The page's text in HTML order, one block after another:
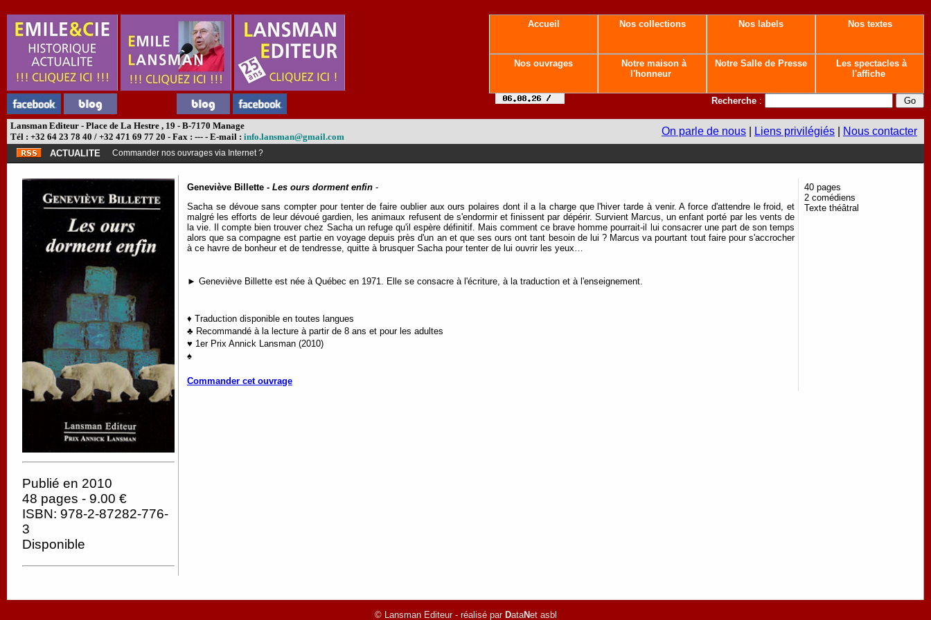
Accueil Nos collections Nos labels Nos textes
Nos ouvrages
Notre maison à
l'honneur
Notre Salle de Presse
Les spectacles à
l'affiche
Recherche :
Lansman Editeur - Place de La Hestre , 19 - B-7170 Manage
Tél : +32 64 23 78 40 / +32 471 69 77 20 - Fax : --- - E-mail : info.lansman@gmail.com On parle de nous Liens privilégiés Nous contacter
ACTUALITE Commander nos ouvrages via Internet ?
Publié en 2010
48 pages - 9.00 €
ISBN: 978-2-87282-776-
3
Disponible
Geneviève Billette - Les ours dorment enfin -
Sacha se dévoue sans compter pour tenter de faire oublier aux ours polaires dont il a la charge que l'hiver tarde à venir. A force d'attendre le froid, et
malgré les efforts de leur dévoué gardien, les animaux refusent de s'endormir et finissent par dépérir. Survient Marcus, un enfant porté par les vents de
la vie. Il compte bien trouver chez Sacha un refuge qu'il espère définitif. Mais comment ce brave homme pourrait-il lui consacrer une part de son temps
alors que sa compagne est partie en voyage depuis près d'un an et que ses ours ont tant besoin de lui ? Marcus va pourtant tout faire pour s'accrocher
à ce havre de bonheur et de tendresse, quitte à brusquer Sacha pour tenter de lui ouvrir les yeux…
► Geneviève Billette est née à Québec en 1971. Elle se consacre à l'écriture, à la traduction et à l'enseignement.
♦ Traduction disponible en toutes langues
♣ Recommandé à la lecture à partir de 8 ans et pour les adultes
♥ 1er Prix Annick Lansman (2010)
♠
Commander cet ouvrage
40 pages
2 comédiens
Texte théâtral
© Lansman Editeur - réalisé par DataNet asbl